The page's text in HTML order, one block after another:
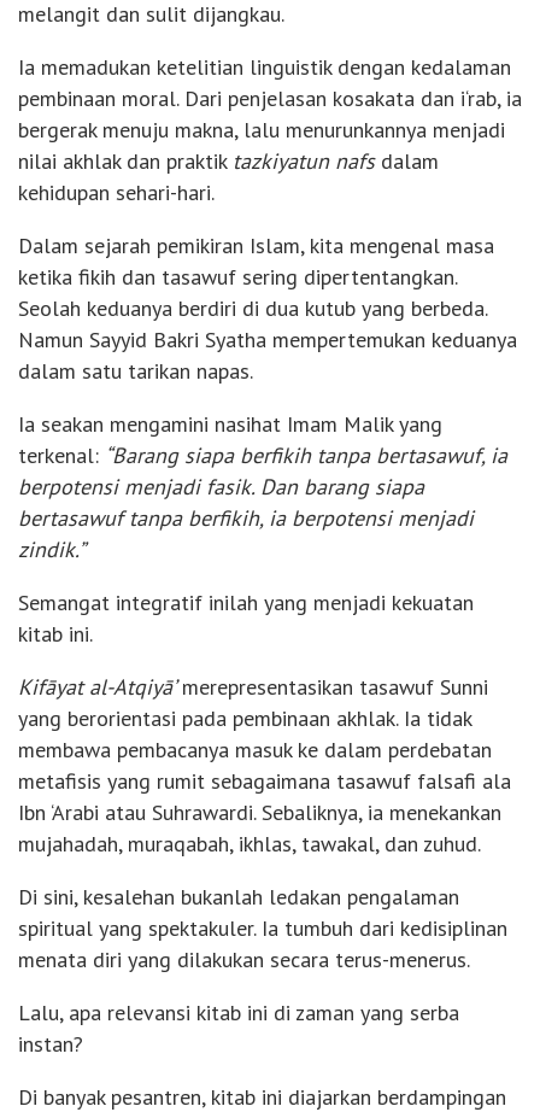
melangit dan sulit dijangkau.
Ia memadukan ketelitian linguistik dengan kedalaman
pembinaan moral. Dari penjelasan kosakata dan i‘rab, ia
bergerak menuju makna, lalu menurunkannya menjadi
nilai akhlak dan praktik tazkiyatun nafsdalam
kehidupan sehari-hari.
Dalam sejarah pemikiran Islam, kita mengenal masa
ketika fikih dan tasawuf sering dipertentangkan.
Seolah keduanya berdiri di dua kutub yang berbeda.
Namun Sayyid Bakri Syatha mempertemukan keduanya
dalam satu tarikan napas.
Ia seakan mengamini nasihat Imam Malik yang
terkenal: “Barang siapa berfikih tanpa bertasawuf, ia
berpotensi menjadi fasik. Dan barang siapa
bertasawuf tanpa berfikih, ia berpotensi menjadi
zindik.”
Semangat integratif inilah yang menjadi kekuatan
kitab ini.
Kifāyat al-Atqiyā’merepresentasikan tasawuf Sunni
yang berorientasi pada pembinaan akhlak. Ia tidak
membawa pembacanya masuk ke dalam perdebatan
metafisis yang rumit sebagaimana tasawuf falsafi ala
Ibn ‘Arabi atau Suhrawardi. Sebaliknya, ia menekankan
mujahadah, muraqabah, ikhlas, tawakal, dan zuhud.
Di sini, kesalehan bukanlah ledakan pengalaman
spiritual yang spektakuler. Ia tumbuh dari kedisiplinan
menata diri yang dilakukan secara terus-menerus.
Lalu, apa relevansi kitab ini di zaman yang serba
instan?
Di banyak pesantren, kitab ini diajarkan berdampingan